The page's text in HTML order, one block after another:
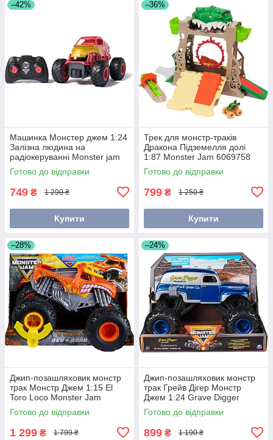
–42%
Машинка Монстер джем 1:24
Залізна людина на
радіокеруванні Monster jam
Marvel Iron Man 6070373
Готово до відправки
749 ₴ 1 290 ₴
Купити
–36%
Трек для монстр-траків
Дракона Підземелля долі
1:87 Monster Jam 6069758
Готово до відправки
799 ₴ 1 250 ₴
Купити
–28%
Джип-позашляховик монстр
трак Монстр Джем 1:15 El
Toro Loco Monster Jam
6074468
Готово до відправки
1 299 ₴ 1 799 ₴
–24%
Джип-позашляховик монстр
трак Грейв Дігер Монстр
Джем 1:24 Grave Digger
Monster Jam 6069726
Готово до відправки
899 ₴ 1 190 ₴